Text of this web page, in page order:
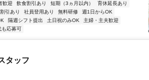
歓迎 飲食割引あり 短期（3ヵ月以内）
育休延長あり
引あり 社員登用あり 無料研修
週1日からOK
隔週シフト提出 土日祝のみOK
主婦・主夫歓迎
も応募可
タッフ